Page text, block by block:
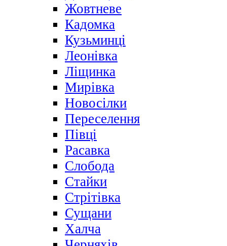
Жовтневе
Кадомка
Кузьминці
Леонівка
Ліщинка
Мирівка
Новосілки
Переселення
Півці
Расавка
Слобода
Стайки
Стрітівка
Сущани
Халча